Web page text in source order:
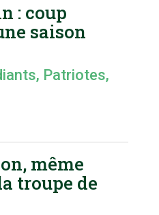
: coup
saison
, Patriotes,
même
troupe de